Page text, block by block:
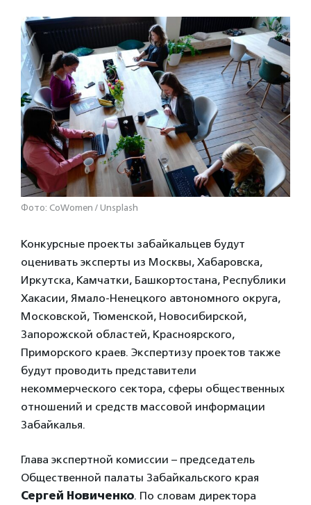
Фото: CoWomen / Unsplash
Конкурсные проекты забайкальцев будут
оценивать эксперты из Москвы, Хабаровска,
Иркутска, Камчатки, Башкортостана, Республики
Хакасии, Ямало-Ненецкого автономного округа,
Московской, Тюменской, Новосибирской,
Запорожской областей, Красноярского,
Приморского краев. Экспертизу проектов также
будут проводить представители
некоммерческого сектора, сферы общественных
отношений и средств массовой информации
Забайкалья.
Глава экспертной комиссии – председатель
Общественной палаты Забайкальского края
Сергей Новиченко. По словам директора